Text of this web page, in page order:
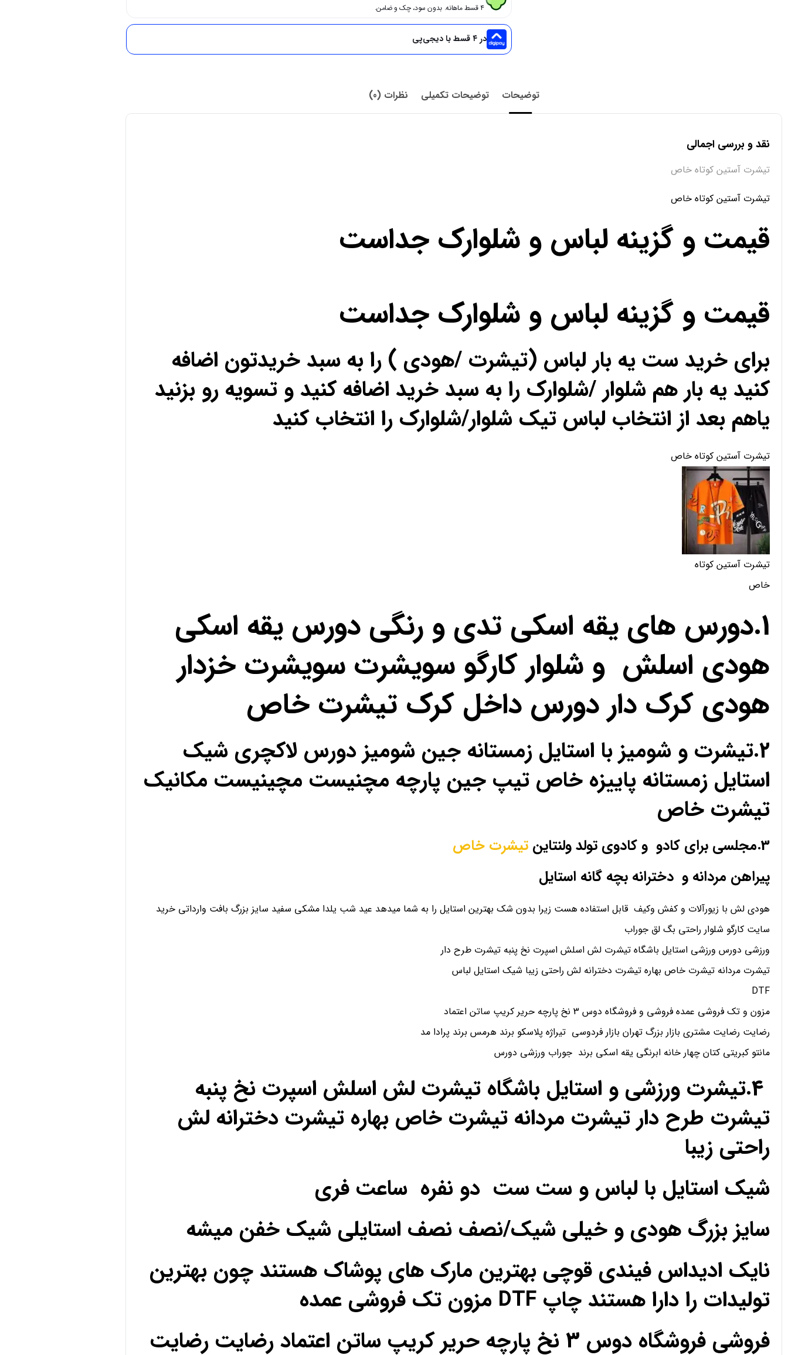
۴ قسط ماهانه. بدون سود، چک و ضامن.
در ۴ قسط با دیجی‌پی
توضیحات توضیحات تکمیلی نظرات (0)
نقد و بررسی اجمالی
تیشرت آستین کوتاه خاص
تیشرت آستین کوتاه خاص
قیمت و گزینه لباس و شلوارک جداست
قیمت و گزینه لباس و شلوارک جداست
برای خرید ست یه بار لباس (تیشرت /هودی ) را به سبد خریدتون اضافه
کنید یه بار هم شلوار /شلوارک را به سبد خرید اضافه کنید و تسویه رو بزنید
یاهم بعد از انتخاب لباس تیک شلوار/شلوارک را انتخاب کنید
تیشرت آستین کوتاه خاص
تیشرت آستین کوتاه
خاص
1.دورس های یقه اسکی تدی و رنگی دورس یقه اسکی
هودی اسلش و شلوار کارگو سویشرت سویشرت خزدار
هودی کرک دار دورس داخل کرک تیشرت خاص
2.تیشرت و شومیز با استایل زمستانه جین شومیز دورس لاکچری شیک
استایل زمستانه پاییزه خاص تیپ جین پارچه مچنیست مچینیست مکانیک
تیشرت خاص
3.مجلسی برای کادو و کادوی تولد ولنتاین
تیشرت خاص
پیراهن مردانه و دخترانه بچه گانه استایل
هودی لش با زیورآلات و کفش وکیف قابل استفاده هست زیرا بدون شک بهترین استایل را به شما میدهد عید شب یلدا مشکی سفید سایز بزرگ بافت وارداتی خرید
سایت کارگو شلوار راحتی بگ لق جوراب
ورزشی دورس ورزشی استایل باشگاه تیشرت لش اسلش اسپرت نخ پنبه تیشرت طرح دار
تیشرت مردانه تیشرت خاص بهاره تیشرت دخترانه لش راحتی زیبا شیک استایل لباس
DTF
مزون و تک فروشی عمده فروشی و فروشگاه دوس 3 نخ پارچه حریر کریپ ساتن اعتماد
رضایت رضایت مشتری بازار بزرگ تهران بازار فردوسی تیراژه پلاسکو برند هرمس برند پرادا مد
مانتو کبریتی کتان چهار خانه ابرنگی یقه اسکی برند جوراب ورزشی دورس
4.تیشرت ورزشی و استایل باشگاه تیشرت لش اسلش اسپرت نخ پنبه
تیشرت طرح دار تیشرت مردانه تیشرت خاص بهاره تیشرت دخترانه لش
راحتی زیبا
شیک استایل با لباس و ست ست دو نفره ساعت فری
سایز بزرگ هودی و خیلی شیک/نصف نصف استایلی شیک خفن میشه
نایک ادیداس فیندی قوچی بهترین مارک های پوشاک هستند چون بهترین
تولیدات را دارا هستند چاپ DTF مزون تک فروشی عمده
فروشی فروشگاه دوس 3 نخ پارچه حریر کریپ ساتن اعتماد رضایت رضایت